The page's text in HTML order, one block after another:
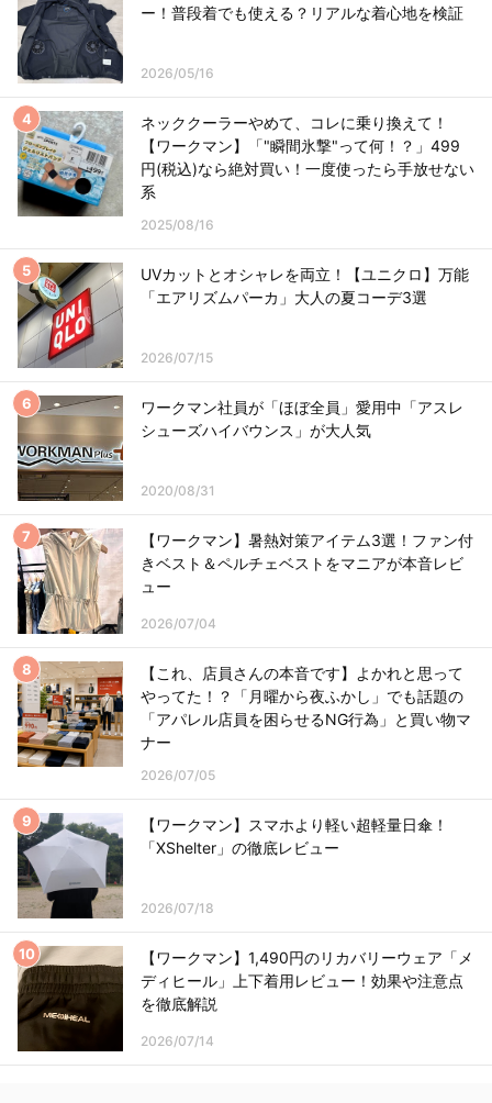
ー！普段着でも使える？リアルな着心地を検証
2026/05/16
ネッククーラーやめて、コレに乗り換えて！
【ワークマン】「"瞬間氷撃"って何！？」499
円(税込)なら絶対買い！一度使ったら手放せない
系
2025/08/16
UVカットとオシャレを両立！【ユニクロ】万能
「エアリズムパーカ」大人の夏コーデ3選
2026/07/15
ワークマン社員が「ほぼ全員」愛用中「アスレ
シューズハイバウンス」が大人気
2020/08/31
【ワークマン】暑熱対策アイテム3選！ファン付
きベスト＆ペルチェベストをマニアが本音レビ
ュー
2026/07/04
【これ、店員さんの本音です】よかれと思って
やってた！？「月曜から夜ふかし」でも話題の
「アパレル店員を困らせるNG行為」と買い物マ
ナー
2026/07/05
【ワークマン】スマホより軽い超軽量日傘！
「XShelter」の徹底レビュー
2026/07/18
【ワークマン】1,490円のリカバリーウェア「メ
ディヒール」上下着用レビュー！効果や注意点
を徹底解説
2026/07/14